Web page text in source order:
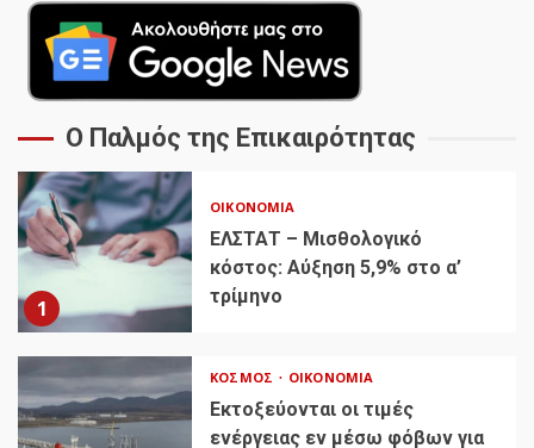
Ο Παλμός της Επικαιρότητας
1
ΟΙΚΟΝΟΜΊΑ
ΕΛΣΤΑΤ – Μισθολογικό
κόστος: Αύξηση 5,9% στο α’
τρίμηνο
ΚΌΣΜΟΣ ΟΙΚΟΝΟΜΊΑ
Εκτοξεύονται οι τιμές
ενέργειας εν μέσω φόβων για